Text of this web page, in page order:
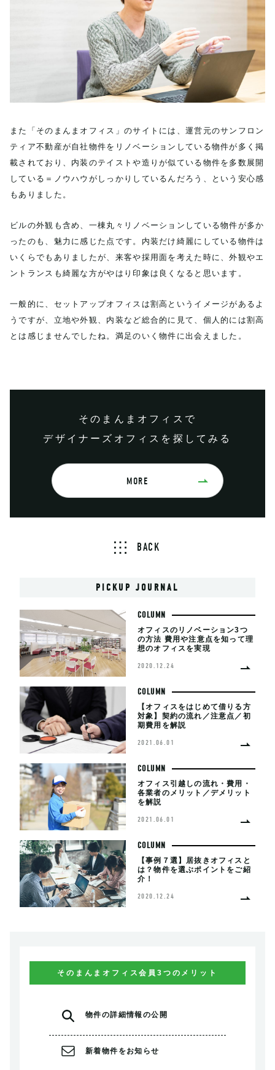
また「そのまんまオフィス」のサイトには、運営元のサンフロン
ティア不動産が自社物件をリノベーションしている物件が多く掲
載されており、内装のテイストや造りが似ている物件を多数展開
している＝ノウハウがしっかりしているんだろう、という安心感
もありました。
ビルの外観も含め、一棟丸々リノベーションしている物件が多か
ったのも、魅力に感じた点です。内装だけ綺麗にしている物件は
いくらでもありましたが、来客や採用面を考えた時に、外観やエ
ントランスも綺麗な方がやはり印象は良くなると思います。
一般的に、セットアップオフィスは割高というイメージがあるよ
うですが、立地や外観、内装など総合的に見て、個人的には割高
とは感じませんでしたね。満足のいく物件に出会えました。
そのまんまオフィスで
デザイナーズオフィスを探してみる
MORE
BACK
PICKUP JOURNAL
COLUMN
オフィスのリノベーション3つ
の方法 費用や注意点を知って理
想のオフィスを実現
2020.12.24
COLUMN
【オフィスをはじめて借りる方
対象】契約の流れ／注意点／初
期費用を解説
2021.06.01
COLUMN
オフィス引越しの流れ・費用・
各業者のメリット／デメリット
を解説
2021.06.01
COLUMN
【事例７選】居抜きオフィスと
は？物件を選ぶポイントをご紹
介！
2020.12.24
そのまんまオフィス会員3つのメリット
物件の詳細情報の公開
新着物件をお知らせ